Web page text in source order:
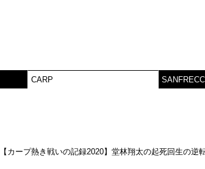
CARP
【カープ熱き戦いの記録2020】堂林翔太の起死回生の逆